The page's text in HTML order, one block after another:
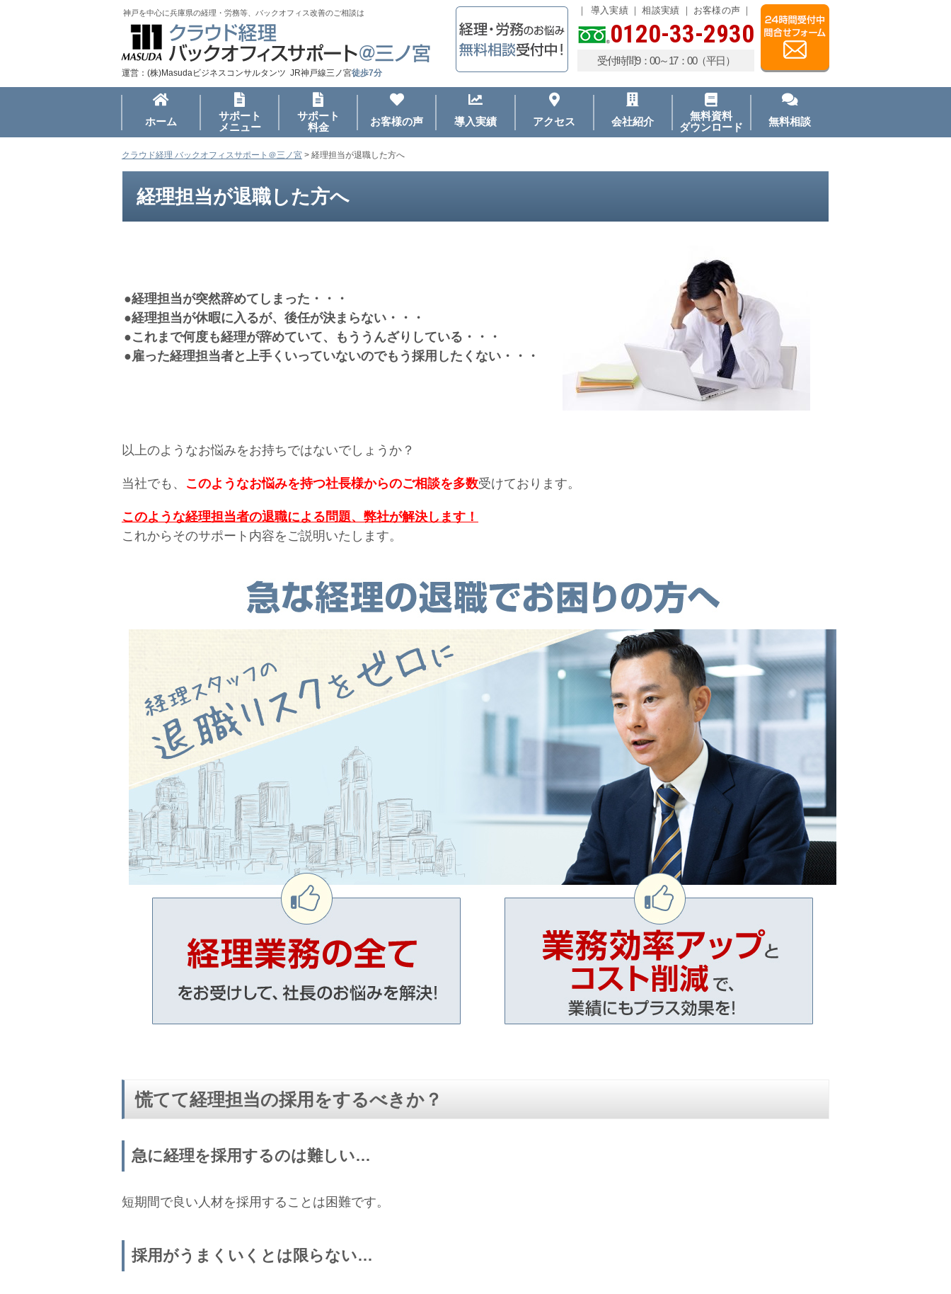
神戸を中心に兵庫県の経理・労務等、バックオフィス改善のご相談は
運営：(株)Masudaビジネスコンサルタンツ JR神戸線三ノ宮徒歩7分
導入実績 相談実績 お客様の声
0120-33-2930
受付時間9：00～17：00（平日）
ホーム
サポート
メニュー
サポート
料金
お客様の声 導入実績 アクセス 会社紹介
無料資料
ダウンロード
無料相談
クラウド経理 バックオフィスサポート＠三ノ宮 > 経理担当が退職した方へ
経理担当が退職した方へ
●経理担当が突然辞めてしまった・・・
●経理担当が休暇に入るが、後任が決まらない・・・
●これまで何度も経理が辞めていて、もううんざりしている・・・
●雇った経理担当者と上手くいっていないのでもう採用したくない・・・
以上のようなお悩みをお持ちではないでしょうか？
当社でも、 このようなお悩みを持つ社長様からのご相談を多数受けております。
このような経理担当者の退職による問題、弊社が解決します！
これからそのサポート内容をご説明いたします。
慌てて経理担当の採用をするべきか？
急に経理を採用するのは難しい…
短期間で良い人材を採用することは困難です。
採用がうまくいくとは限らない…